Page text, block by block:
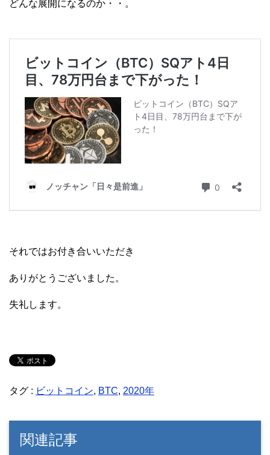
どんな展開になるのか・・。
それではお付き合いいただき
ありがとうございました。
失礼します。
タグ : ビットコイン, BTC, 2020年
関連記事